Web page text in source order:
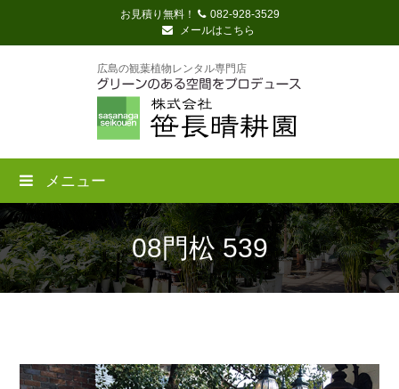
お見積り無料！
082-928-3529
メールはこちら
広島の観葉植物レンタル専門店
メニュー
08門松 539